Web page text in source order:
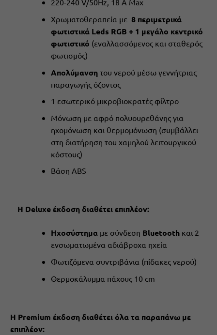
220-240 V/50Hz, 18 A Max
Χρωματοθεραπεία με 8 περιμετρικά
φωτιστικά Leds RGB + 1 μεγάλο κεντρικό
φωτιστικό (εναλλασσόμενος και σταθερός
φωτισμός)
Απολύμανσητου νερού μέσω γεννήτριας
παραγωγής όζοντος
1 εσωτερικό μικροβιοκρατές φίλτρο
Μόνωση με αφρό πολυουρεθάνης για
ηχομόνωση και θερμομόνωση (συμβάλλει
στη διατήρηση του χαμηλού λειτουργικού
κόστους)
Βάση ABS
H Deluxe έκδοση διαθέτει επιπλέον:
Ηχοσύστημαμε σύνδεση Bluetoothκαι 2
ενσωματωμένα αδιάβροχα ηχεία
Φωτιζόμενα συντριβάνια (πίδακες νερού)
Θερμοκάλυμμα πάχους 10 cm
H Premium έκδοση διαθέτει όλα τα παραπάνω με
επιπλέον: